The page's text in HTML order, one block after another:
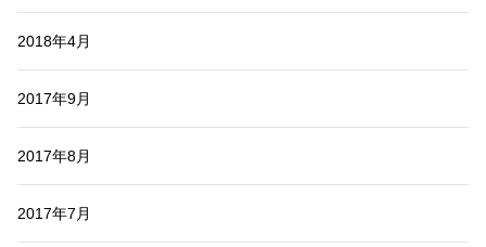
2018年4月
2017年9月
2017年8月
2017年7月